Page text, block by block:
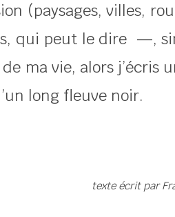
(paysages, villes,
qui peut le dire —,
ma vie, alors j’écris
long fleuve noir.
texte écrit par